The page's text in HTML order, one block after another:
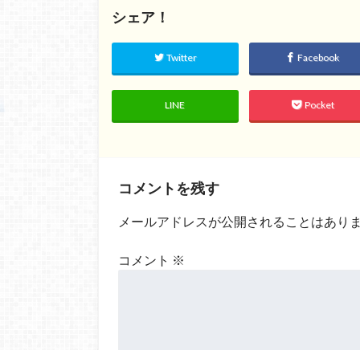
シェア！
Twitter Facebook
LINE Pocket
コメントを残す
メールアドレスが公開されることはあり
コメント ※